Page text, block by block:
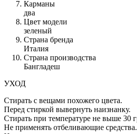
Карманы
два
Цвет модели
зеленый
Страна бренда
Италия
Страна производства
Бангладеш
УХОД
Стирать с вещами похожего цвета.
Перед стиркой вывернуть наизнанку.
Стирать при температуре не выше 30
Не применять отбеливающие средства.